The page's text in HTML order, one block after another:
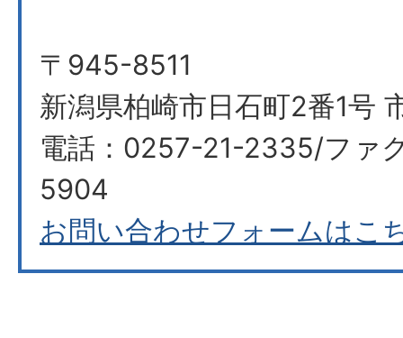
〒945-8511
新潟県柏崎市日石町2番1号
電話：0257-21-2335/ファ
5904
お問い合わせフォームはこ